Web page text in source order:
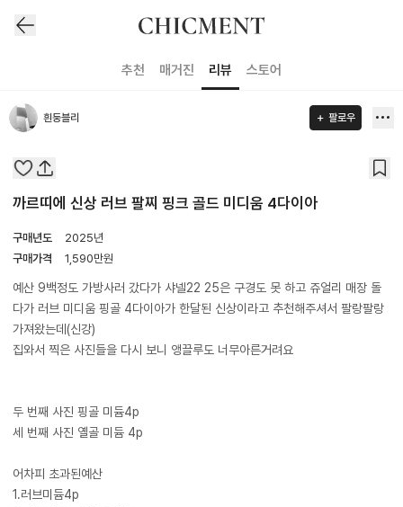
추천 매거진 리뷰 스토어
흰둥블리 팔로우
까르띠에 신상 러브 팔찌 핑크 골드 미디움 4다이아
구매년도
2025년
구매가격
1,590만원
예산 9백정도 가방사러 갔다가 샤넬22 25은 구경도 못 하고 쥬얼리 매장 돌
다가 러브 미디움 핑골 4다이아가 한달된 신상이라고 추천해주셔서 팔랑팔랑
가져왔는데(신강)
집와서 찍은 사진들을 다시 보니 앵끌루도 너무아른거려요
두 번째 사진 핑골 미듐4p
세 번째 사진 옐골 미듐 4p
​어차피 초과된예산
1.러브미듐4p